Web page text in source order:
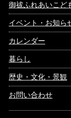
御祓ふれあいこど
イベント・お知ら
カレンダー
暮らし
歴史・文化・景観
お問い合わせ